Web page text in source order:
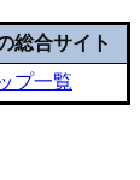
総合サイト
プ一覧